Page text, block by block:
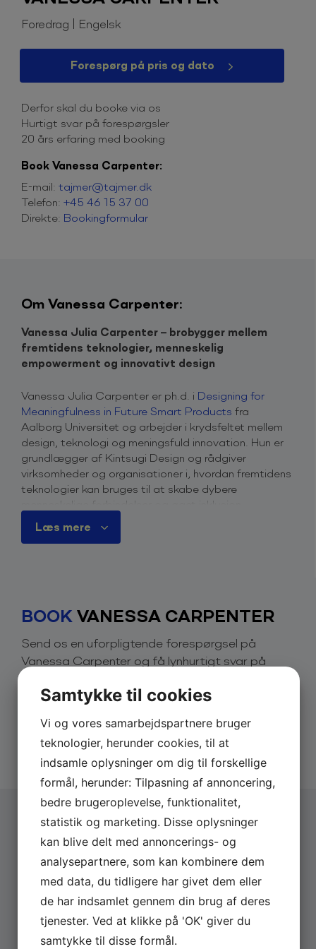
Foredrag | Engelsk
Forespørg på pris og dato
Derfor skal du booke via os
Hurtigt svar på forespørgsler
20 års erfaring med booking
Book Vanessa Carpenter:
E-mail: tajmer@tajmer.dk
Telefon: +45 46 15 37 00
Direkte: Bookingformular
Om Vanessa Carpenter:
Vanessa Julia Carpenter – brobygger mellem
fremtidens teknologier, menneskelig
empowerment og innovativt design
Vanessa Julia Carpenter er ph.d. i Designing for
Meaningfulness in Future Smart Products fra
Aalborg Universitet og arbejder i krydsfeltet mellem
design, teknologi og meningsfuld innovation. Hun er
grundlægger af Kintsugi Design og rådgiver
virksomheder og organisationer i, hvordan fremtidens
teknologier kan bruges til at skabe dybere
menneskelige forbindelser og øget inklusion.
Designrådet, ekspert i IDA’s panel for
Vanessas foredrag afholdes som udgangspunkt på
Q&A eller dialog kan altid foregå på dansk.
Ønsker du at booke Vanessa Julia Carpenter til
jeres næste arrangement?
Du er altid meget velkommen til at kontakte os via
bookingformularen på denne side. Vi vender hurtigt
tilbage med information om indhold, format og pris.
Du er også velkommen til at kontakte os telefonisk
for mere information om priser og ledighed.
Derfor skal du booke Vanessa Julia
Carpenter
Vanessa Julia Carpenter er en inspirerende og
vidende formidler, der formår at gøre komplekse
emner som AI, teknologi og kvinders sundhed både
Læs mere
BOOK VANESSA CARPENTER
Send os en uforpligtende forespørgsel på
Vanessa Carpenter og få lynhurtigt svar på
Derfor skal du booke via os:
Hurtigt svar på forespørgsler
20 års erfaring med booking
Altid uforpligtende forespørgsel
Vælg arrangementstype *
Firma
Privat
Firmanavn
Samtykke til cookies
Vi og vores samarbejdspartnere bruger
teknologier, herunder cookies, til at
indsamle oplysninger om dig til forskellige
formål, herunder: Tilpasning af annoncering,
bedre brugeroplevelse, funktionalitet,
statistik og marketing. Disse oplysninger
kan blive delt med annoncerings- og
analysepartnere, som kan kombinere dem
med data, du tidligere har givet dem eller
de har indsamlet gennem din brug af deres
tjenester. Ved at klikke på 'OK' giver du
samtykke til disse formål.